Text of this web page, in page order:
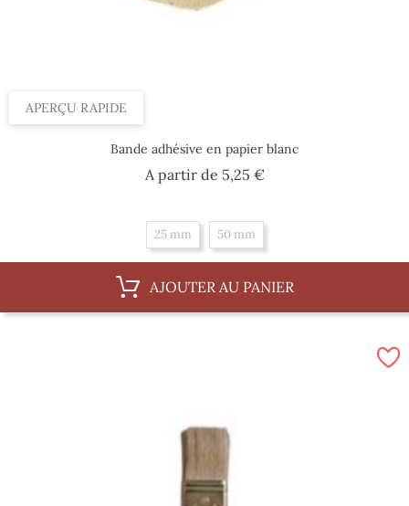
APERÇU RAPIDE
Bande adhésive en papier blanc
A partir de 5,25 €Prix
25 mm 50 mm
AJOUTER AU PANIER